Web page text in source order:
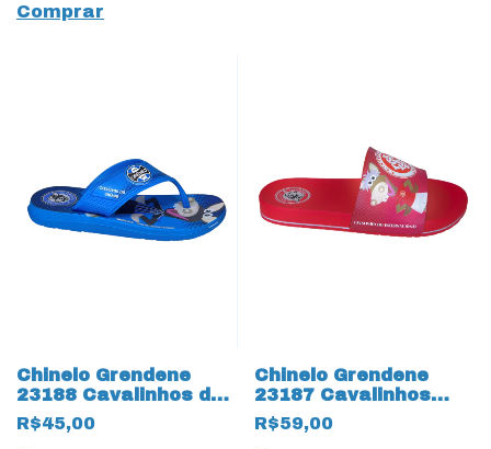
Comprar
Chinelo Grendene
23188 Cavalinhos do
Fantástico 17513
Gremio
R$45,00
Chinelo Grendene
23187 Cavalinhos
Fantástico 17516
Internacional
R$59,00